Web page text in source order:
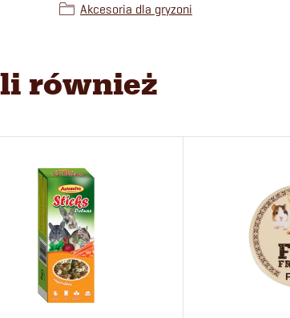
Akcesoria dla gryzoni
również